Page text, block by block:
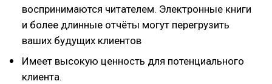
воспринимаются читателем. Электронные книги
и более длинные отчёты могут перегрузить
ваших будущих клиентов
Имеет высокую ценность для потенциального
клиента.